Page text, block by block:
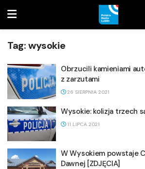
Tag:wysokie
Obrzucili kamieniami
z zarzutami
26 SIERPNIA 2021
Wysokie: kolizja trzech
11 LIPCA 2021
W Wysokiem powstaje
Dawnej [ZDJĘCIA]